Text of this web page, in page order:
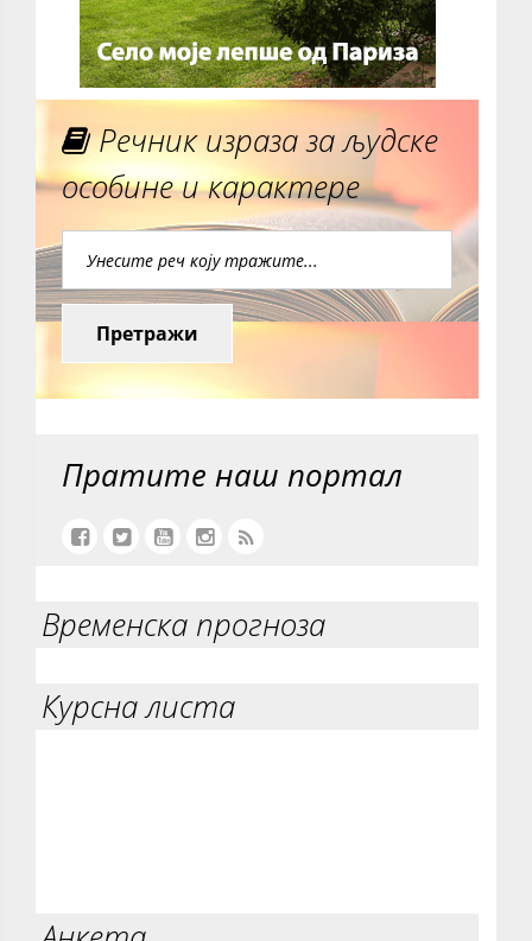
Речник израза за људске
особине и карактере
Претражи
Пратите наш портал
Временска прогноза
Курсна листа